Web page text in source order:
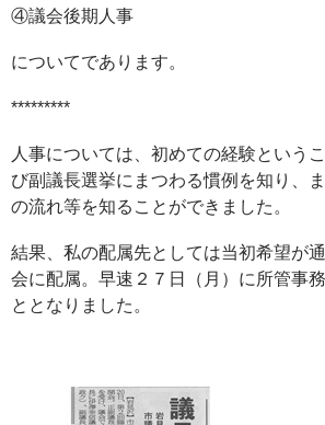
④議会後期人事
についてであります。
*********
人事については、初めての経験という
び副議長選挙にまつわる慣例を知り、
の流れ等を知ることができました。
結果、私の配属先としては当初希望が
会に配属。早速２７日（月）に所管事
ととなりました。